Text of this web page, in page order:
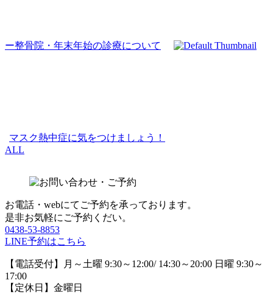
ー整骨院・年末年始の診療について
マスク熱中症に気をつけましょう！
ALL
お電話・webにてご予約を承っております。
是非お気軽にご予約くだい。
0438-53-8853
LINE予約はこちら
【電話受付】月～土曜 9:30～12:00/ 14:30～20:00 日曜 9:30～
17:00
【定休日】金曜日